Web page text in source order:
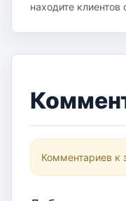
находите
Комментариев к